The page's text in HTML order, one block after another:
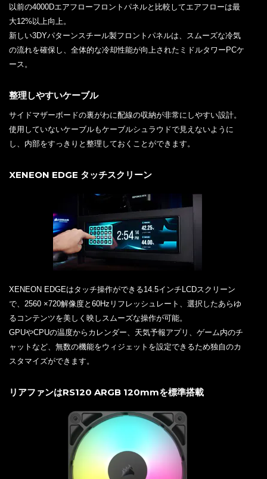
以前の4000Dエアフローフロントパネルと比較してエアフローは最
大12%以上向上。
新しい3DYパターンスチール製フロントパネルは、スムーズな冷気
の流れを確保し、全体的な冷却性能が向上されたミドルタワーPCケ
ース。
整理しやすいケーブル
サイドマザーボードの裏がわに配線の収納が非常にしやすい設計。
使用していないケーブルもケーブルシュラウドで見えないように
し、内部をすっきりと整理しておくことができます。
XENEON EDGE タッチスクリーン
XENEON EDGEはタッチ操作ができる14.5インチLCDスクリーン
で、2560 ×720解像度と60Hzリフレッシュレート、選択したあらゆ
るコンテンツを美しく映しスムーズな操作が可能。
GPUやCPUの温度からカレンダー、天気予報アプリ、ゲーム内のチ
ャットなど、無数の機能をウィジェットを設定できるため独自のカ
スタマイズができます。
リアファンはRS120 ARGB 120mmを標準搭載